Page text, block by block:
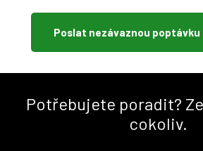
Poslat nezávaznou poptávku
Potřebujete poradit?
cokoliv.